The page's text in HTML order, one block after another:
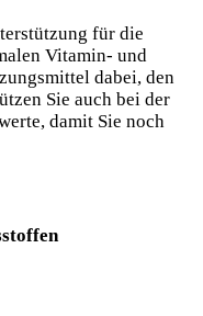
für die
Vitamin- und
dabei, den
Sie auch bei der
damit Sie noch